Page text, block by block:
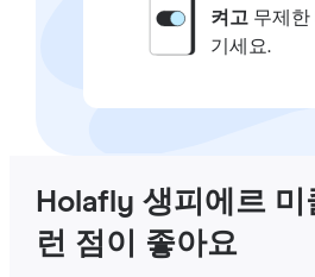
켜고 무제한
기세요.
Holafly 생피에르 미
런 점이 좋아요